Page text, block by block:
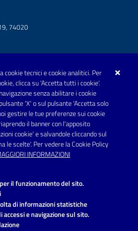
cookie tecnici e cookie analitici. Per
clicca su 'Accetta tutti i cookie'.
senza abilitare i cookie
'X' o sul pulsante 'Accetta solo
gestire le tue preferenze sui cookie
il banner con l'apposito
cookie' e salvandole cliccando sul
le scelte'. Per vedere la Cookie Policy
INFORMAZIONI
il funzionamento del sito.
di informazioni statistiche
e navigazione sul sito.
74020